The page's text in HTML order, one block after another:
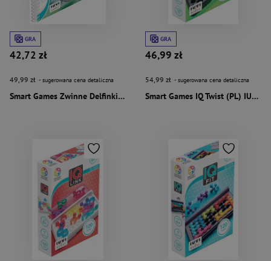
GRA
42,72 zł
49,99 zł - sugerowana cena detaliczna
Smart Games Zwinne Delfinki (PL) IUVI Games
GRA
46,99 zł
54,99 zł - sugerowana cena detaliczna
Smart Games IQ Twist (PL) IUVI Games